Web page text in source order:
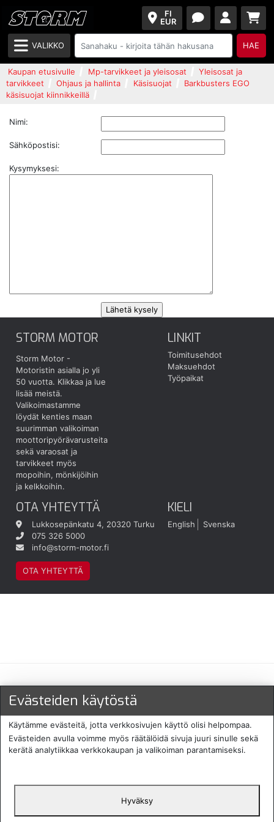
FI
EUR
VALIKKO HAE
Kaupan etusivulle Mp-tarvikkeet ja yleisosat
Yleisosat ja
tarvikkeet
Ohjaus ja hallinta Käsisuojat
Barkbusters EGO
käsisuojat kiinnikkeillä
Nimi:
Sähköpostisi:
Kysymyksesi:
STORM MOTOR
Storm Motor -
Motoristin asialla jo yli
50 vuotta. Klikkaa ja lue
lisää meistä.
Valikoimastamme
löydät kenties maan
suurimman valikoiman
moottoripyörävarusteita
sekä varaosat ja
tarvikkeet myös
mopoihin, mönkijöihin
ja kelkkoihin.
LINKIT
Toimitusehdot
Maksuehdot
Työpaikat
OTA YHTEYTTÄ
Lukkosepänkatu 4, 20320 Turku
075 326 5000
info@storm-motor.fi
OTA YHTEYTTÄ
KIELI
English Svenska
Maksu- ja toimitustavat
Protecomp Copyright 2024. All rights
English
Evästeiden käytöstä
Käytämme evästeitä, jotta verkkosivujen käyttö olisi helpompaa.
Evästeiden avulla voimme myös räätälöidä sivuja juuri sinulle sekä
kerätä analytiikkaa verkkokaupan ja valikoiman parantamiseksi.
Hyväksy